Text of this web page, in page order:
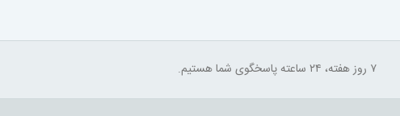
۷ روز هفته، ۲۴ ساعته پاسخگوی شما هستیم.